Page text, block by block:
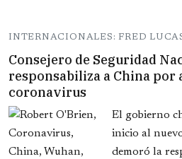
INTERNACIONALES: FRED
Consejero de Seguridad
responsabiliza a China por
coronavirus
El gobierno
inicio al
demoró la